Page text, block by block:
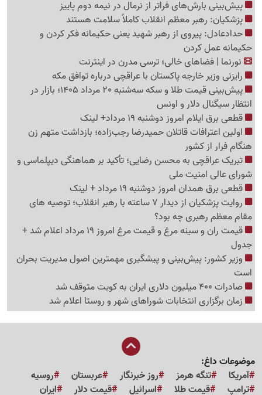
پیش‌بینی بارش‌های فراتر از نرمال در نیمه دوم پاییز
پزشکیان: رهبر معظم انقلاب کاملاً سلامت هستند
حدادعادل: پیروی از رهبر شهید یعنی حکیمانه فکر کردن و
حکیمانه عمل کردن
نورنما | فضاهای خالی؛ ترسی مدرن در اینترنت
رایزنی وزیر خارجه پاکستان با عراقچی درباره توافق مکه
پیش‌بینی قیمت طلا و سکه سه‌شنبه 20 مرداد 1405؛ بازار در
انتظار سیگنال دلار و اونس
قطعی برق ایلام امروز دوشنبه 19 مرداد+ لینک
اولین اعترافات قاتلان حمیدرضا رجب‌زاده؛ بازداشت متهم زن
هنگام فرار از کشور
تبریک عراقچی به محسن رضایی؛ تأکید بر هماهنگی دیپلماسی و
شورای عالی امنیت ملی
قطعی برق همدان امروز دوشنبه 19 مرداد + لینک
روایت پزشکیان از دیدار 7 ساعته با رهبر انقلاب؛ توصیه های
مقام معظم رهبری چه بود؟
قیمت ران و سینه مرغ و قیمت مرغ امروز 19 مرداد اعلام شد +
جدول
وزیر کشور: پیش‌بینی و پیشگیری مهمترین اصول مدیریت بحران
است
صادرات 400 میلیون دلاری ایران به کویت متوقف شد
زمان برگزاری انتخابات شوراهای شهر و روستا اعلام شد
موضوعات داغ:
آمریکا
تنگه هرمز روز خبرنگار عربستان
روسیه
ترامپ
قیمت طلا اسرائیل قیمت دلار ایران